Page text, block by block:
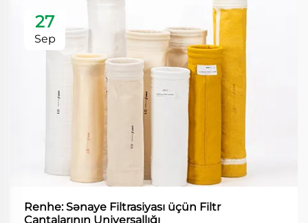
27
Sep
Renhe: Sənaye Filtrasiyası üçün Filtr
Çantalarının Universallığı